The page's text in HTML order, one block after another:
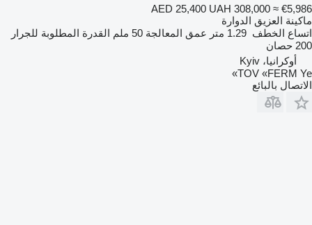
AED 25,400 UAH 308,000 ≈ €5,986
ماكينة العزيق الدوارة
اتساع الخطف 1.29 متر عمق المعالجة 50 ملم
القدرة المطلوبة للجرار
200 حصان
أوكرانيا، Kyiv
TOV «FERM Ye»
الاتصال بالبائع